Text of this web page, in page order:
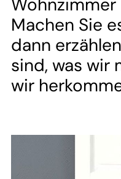
Machen Sie
dann
sind, was wir
wir